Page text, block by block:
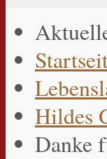
Hildes
Danke